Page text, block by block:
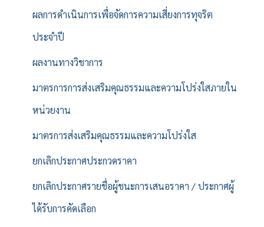
ผลการดำเนินการเพื่อจัดการความเสี่ยงการทุจริต
ประจำปี
ผลงานทางวิชาการ
มาตรการการส่งเสริมคุณธรรมและความโปร่งใสภายใน
หน่วยงาน
มาตรการส่งเสริมคุณธรรมและความโปร่งใส
ยกเลิกประกาศประกวดราคา
ยกเลิกประกาศรายชื่อผู้ชนะการเสนอราคา / ประกาศผู้
ได้รับการคัดเลือก